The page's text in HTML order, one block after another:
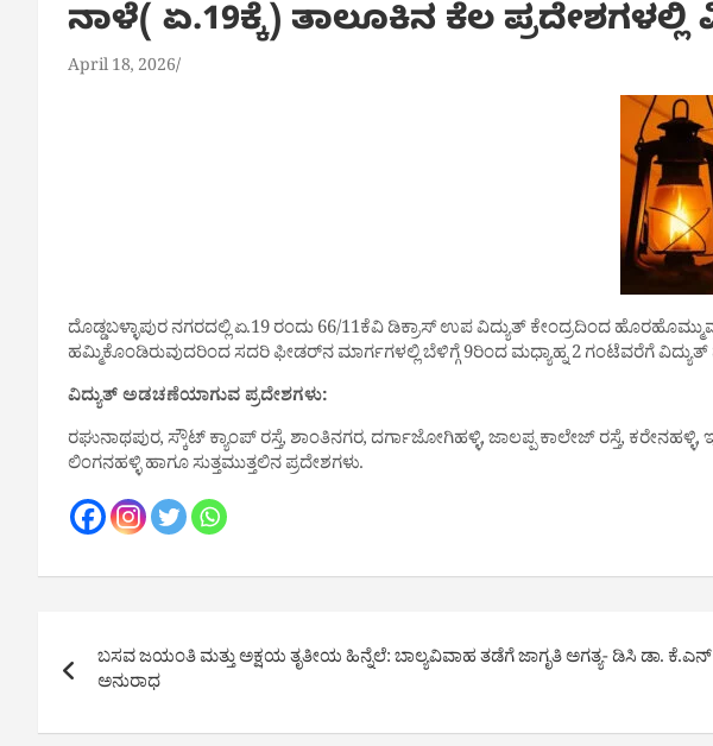
ನಾಳೆ( ಏ.19ಕ್ಕೆ) ತಾಲೂಕಿನ ಕೆಲ
April 18, 2026
ದೊಡ್ಡಬಳ್ಳಾಪುರ ನಗರದಲ್ಲಿ ಏ.19 ರಂದು 66/11ಕೆವಿ ಡಿಕ್ರಾಸ್ ಉಪ ವಿದ್ಯುತ್ ಕೇಂದ್ರದಿಂದ
ಹಮ್ಮಿಕೊಂಡಿರುವುದರಿಂದ ಸದರಿ ಫೀಡರ್‌ನ ಮಾರ್ಗಗಳಲ್ಲಿ ಬೆಳಿಗ್ಗೆ 9ರಿಂದ ಮಧ್ಯಾಹ್ನ 2 ಗಂಟೆವರೆಗೆ
ವಿದ್ಯುತ್ ಅಡಚಣೆಯಾಗುವ ಪ್ರದೇಶಗಳು:
ರಘುನಾಥಪುರ, ಸ್ಕೌಟ್ ಕ್ಯಾಂಪ್ ರಸ್ತೆ, ಶಾಂತಿನಗರ, ದರ್ಗಾಜೋಗಿಹಳ್ಳಿ, ಜಾಲಪ್ಪ ಕಾಲೇಜ್ ರಸ್ತೆ,
ಲಿಂಗನಹಳ್ಳಿ ಹಾಗೂ ಸುತ್ತಮುತ್ತಲಿನ ಪ್ರದೇಶಗಳು.
navigation
ಬಸವ ಜಯಂತಿ ಮತ್ತು ಅಕ್ಷಯ ತೃತೀಯ ಹಿನ್ನೆಲೆ: ಬಾಲ್ಯವಿವಾಹ ತಡೆಗೆ ಜಾಗೃತಿ ಅಗತ್ಯ- ಡಿಸಿ ಡಾ. ಕೆ.ಎನ್
ಅನುರಾಧ